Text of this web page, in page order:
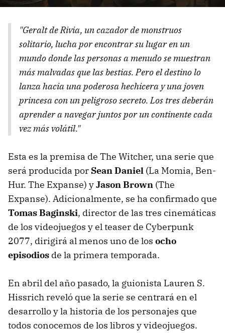
"Geralt de Rivia, un cazador de monstruos
solitario, lucha por encontrar su lugar en un
mundo donde las personas a menudo se muestran
más malvadas que las bestias. Pero el destino lo
lanza hacia una poderosa hechicera y una joven
princesa con un peligroso secreto. Los tres deberán
aprender a navegar juntos por un continente cada
vez más volátil."
Esta es la premisa de The Witcher, una serie que
será producida por Sean Daniel (La Momia, Ben-
Hur. The Expanse) yJason Brown (The
Expanse). Adicionalmente, se ha confirmado que
Tomas Baginski, director de las tres cinemáticas
de los videojuegos y el teaser de Cyberpunk
2077, dirigirá al menos uno de los ocho
episodios de la primera temporada.
En abril del año pasado, la guionista Lauren S.
Hissrich reveló que la serie se centrará en el
desarrollo y la historia de los personajes que
todos conocemos de los libros y videojuegos.